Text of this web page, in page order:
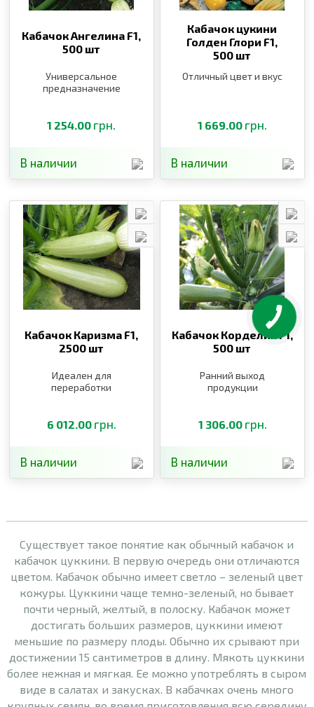
Кабачок Ангелина F1,
500 шт
Универсальное
предназначение
1 254.00 грн.
В наличии
Кабачок цукини
Голден Глори F1,
500 шт
Отличный цвет и вкус
1 669.00 грн.
В наличии
Кабачок Каризма F1,
2500 шт
Идеален для
переработки
6 012.00 грн.
В наличии
Кабачок Корделия F1,
500 шт
Ранний выход
продукции
1 306.00 грн.
В наличии
Существует такое понятие как обычный кабачок и
кабачок цуккини. В первую очередь они отличаются
цветом. Кабачок обычно имеет светло – зеленый цвет
кожуры. Цуккини чаще темно-зеленый, но бывает
почти черный, желтый, в полоску. Кабачок может
достигать больших размеров, цуккини имеют
меньшие по размеру плоды. Обычно их срывают при
достижении 15 сантиметров в длину. Мякоть цуккини
более нежная и мягкая. Ее можно употреблять в сыром
виде в салатах и ​​закусках. В кабачках очень много